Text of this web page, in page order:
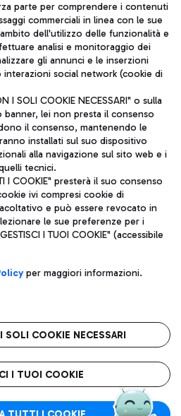
di Fiumicino da Roma
raggiungere l'aeroporto
pensieri con il servizio di taxi a
una pausa gustosa in aeroporto
JOURNAL
ITA
soggetta a direzione e
Imprese di Roma 13032990155 P.
int. vers.
1 - 00054 Fiumicino (RM)
Note legali
Roma FCO
stellato
parte per comprendere i contenuti
commerciali in linea con le sue
dell'utilizzo delle funzionalità e
analisi e monitoraggio dei
gli annunci e le inserzioni
social network (cookie di
I SOLI COOKIE NECESSARI" o sulla
lei non presta il consenso
il consenso, mantenendo le
installati sul suo dispositivo
alla navigazione sul sito web e i
tecnici.
I COOKIE" presterà il suo consenso
ivi compresi cookie di
e può essere revocato in
le sue preferenze per i
I TUOI COOKIE" (accessibile
per maggiori informazioni.
SOLI COOKIE NECESSARI
I TUOI COOKIE